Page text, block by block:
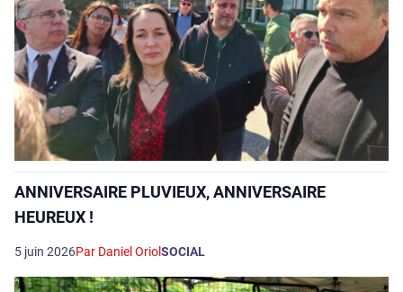
ANNIVERSAIRE PLUVIEUX, ANNIVERSAIRE
HEUREUX !
5 juin 2026Par Daniel OriolSOCIAL